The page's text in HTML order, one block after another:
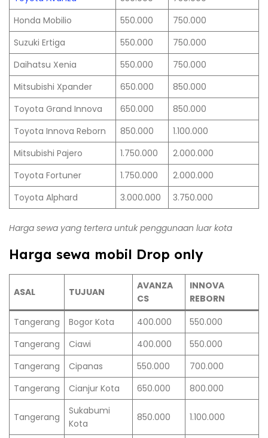
Honda Mobilio
550.000
750.000
Suzuki Ertiga
550.000
750.000
Daihatsu Xenia
550.000
750.000
Mitsubishi Xpander
650.000
850.000
Toyota Grand Innova
650.000
850.000
Toyota Innova Reborn
850.000
1.100.000
Mitsubishi Pajero
1.750.000
2.000.000
Toyota Fortuner
1.750.000
2.000.000
Toyota Alphard
3.000.000 3.750.000
Harga sewa yang tertera untuk penggunaan luar kota
Harga sewa mobil Drop only
ASAL TUJUAN
AVANZA
CS
INNOVA
REBORN
Tangerang
Bogor Kota 400.000
550.000
Tangerang
Ciawi 400.000
550.000
Tangerang
Cipanas 550.000
700.000
Tangerang
Cianjur Kota 650.000 800.000
Tangerang
Sukabumi
Kota
850.000 1.100.000